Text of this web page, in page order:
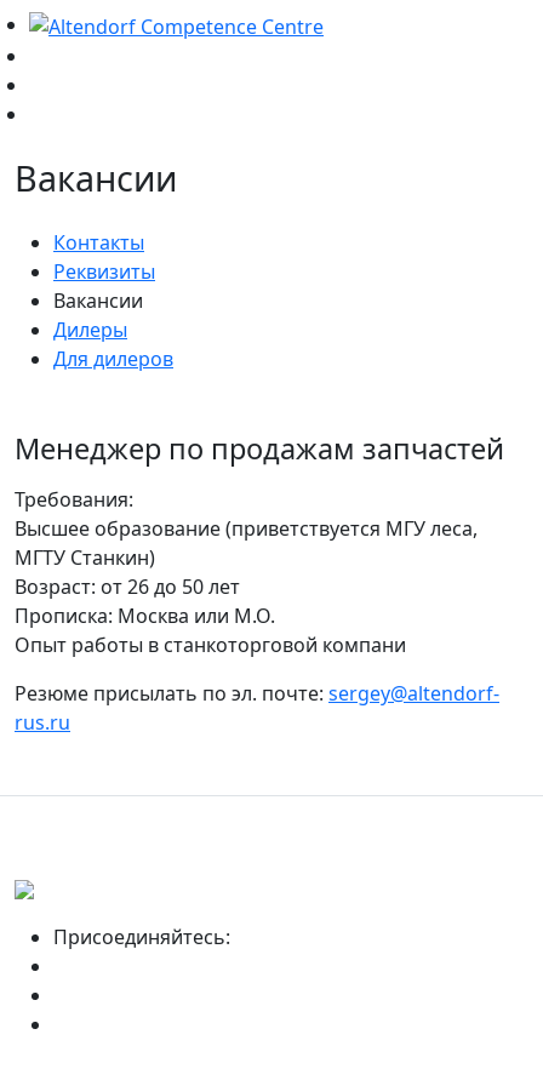
Вакансии
Контакты
Реквизиты
Вакансии
Дилеры
Для дилеров
Менеджер по продажам запчастей
Требования:
Высшее образование (приветствуется МГУ леса,
МГТУ Станкин)
Возраст: от 26 до 50 лет
Прописка: Москва или М.О.
Опыт работы в станкоторговой компани
Резюме присылать по эл. почте: sergey@altendorf-
rus.ru
Присоединяйтесь: